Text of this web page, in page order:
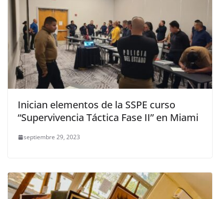
Inician elementos de la SSPE curso
“Supervivencia Táctica Fase II” en Miami
septiembre 29, 2023